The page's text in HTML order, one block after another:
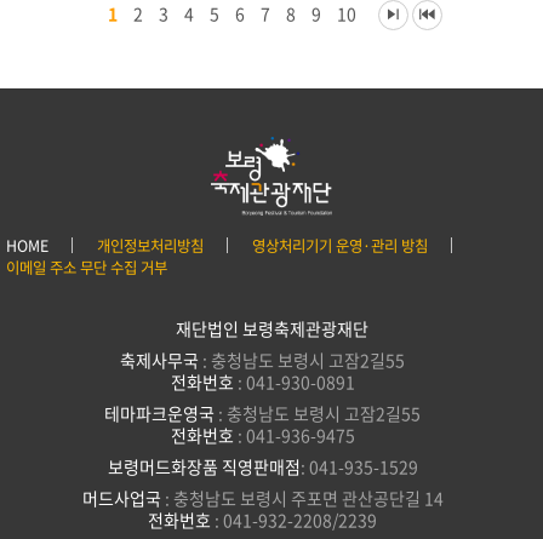
1 2 3 4 5 6 7 8 9 10
HOME 개인정보처리방침
영상처리기기 운영·관리 방침
이메일 주소 무단 수집 거부
재단법인 보령축제관광재단
축제사무국 : 충청남도 보령시 고잠2길55
전화번호 : 041-930-0891
테마파크운영국 : 충청남도 보령시 고잠2길55
전화번호 : 041-936-9475
보령머드화장품 직영판매점: 041-935-1529
머드사업국 : 충청남도 보령시 주포면 관산공단길 14
전화번호 : 041-932-2208/2239